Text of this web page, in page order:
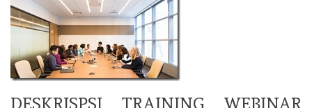
DESKRISPSI TRAINING WEBINAR